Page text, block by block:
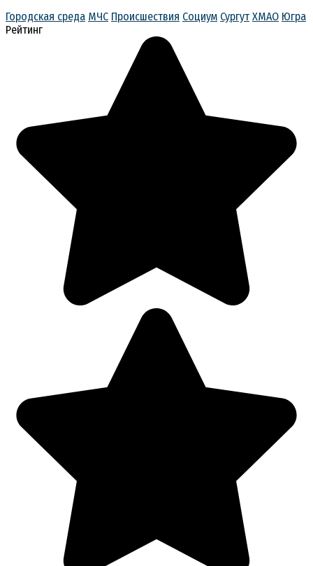
Городская среда МЧС Происшествия Социум Сургут ХМАО Югра
Рейтинг